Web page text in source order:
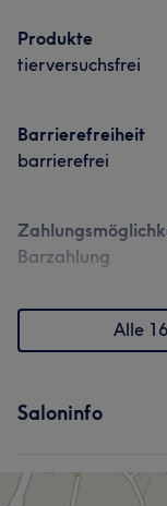
Produkte
tierversuchsfrei
Barrierefreiheit
barrierefrei
Barzahlung
Alle
Saloninfo